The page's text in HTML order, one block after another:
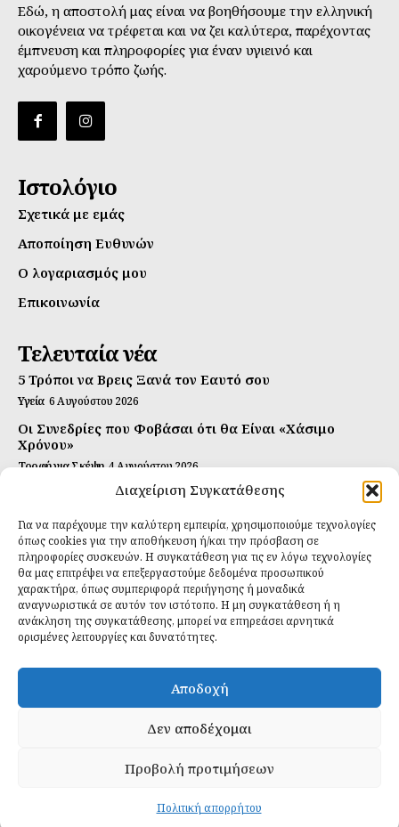
Διαχείριση Συγκατάθεσης
Για να παρέχουμε την καλύτερη εμπειρία, χρησιμοποιούμε τεχνολογίες
όπως cookies για την αποθήκευση ή/και την πρόσβαση σε
πληροφορίες συσκευών. Η συγκατάθεση για τις εν λόγω τεχνολογίες
θα μας επιτρέψει να επεξεργαστούμε δεδομένα προσωπικού
χαρακτήρα, όπως συμπεριφορά περιήγησης ή μοναδικά
αναγνωριστικά σε αυτόν τον ιστότοπο. Η μη συγκατάθεση ή η
ανάκληση της συγκατάθεσης, μπορεί να επηρεάσει αρνητικά
ορισμένες λειτουργίες και δυνατότητες.
Αποδοχή
Δεν αποδέχομαι
Προβολή προτιμήσεων
Πολιτική απορρήτου
Εδώ, η αποστολή μας είναι να βοηθήσουμε την ελληνική
οικογένεια να τρέφεται και να ζει καλύτερα, παρέχοντας
έμπνευση και πληροφορίες για έναν υγιεινό και
χαρούμενο τρόπο ζωής.
Ιστολόγιο
Σχετικά με εμάς
Αποποίηση Ευθυνών
Ο λογαριασμός μου
Επικοινωνία
Τελευταία νέα
5 Τρόποι να Βρεις Ξανά τον Εαυτό σου
Υγεία 6 Αυγούστου 2026
Οι Συνεδρίες που Φοβάσαι ότι θα Είναι «Χάσιμο
Χρόνου»
Τροφή για Σκέψη 4 Αυγούστου 2026
Αυτή Είναι η Συνταγή για Τέλεια Κομπούτσα
Ιδανικές Τροφές 26 Ιουλίου 2026
Εγγραφείτε
ΕΓΓΡΑΦΉ
Έχω διαβάσει και δέχομαι τηνπολιτική απορρήτου
Creative.